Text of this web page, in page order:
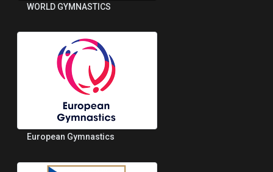
WORLD GYMNASTICS
European Gymnastics